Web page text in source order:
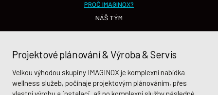
PROČ IMAGINOX?
NÁŠ TÝM
Projektové plánování & Výroba & Servis
Velkou výhodou skupiny IMAGINOX je komplexní nabídka
wellness služeb, počínaje projektovým plánováním, přes
Vedení společnosti